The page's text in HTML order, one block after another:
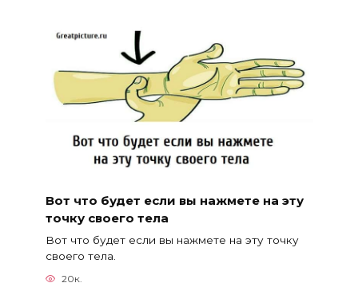
Вот что будет если вы нажмете на эту
точку своего тела
Вот что будет если вы нажмете на эту точку
своего тела.
20к.